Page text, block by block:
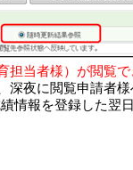
担当者様）が閲覧
深夜に閲覧申請者
情報を登録した翌